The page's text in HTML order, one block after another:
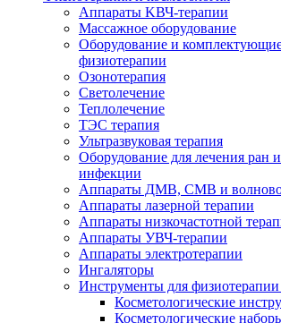
Аппараты KВЧ-терапии
Массажное оборудование
Оборудование и
физиотерапии
Озонотерапия
Светолечение
Теплолечение
ТЭС терапия
Ультразвуковая терапия
Оборудование для лечения ран
инфекции
Аппараты ДМВ, СМВ и
Аппараты лазерной терапии
Аппараты низкочастотной
Аппараты УВЧ-терапии
Аппараты электротерапии
Ингаляторы
Инструменты для физиотерапии
Косметологические
Косметологические